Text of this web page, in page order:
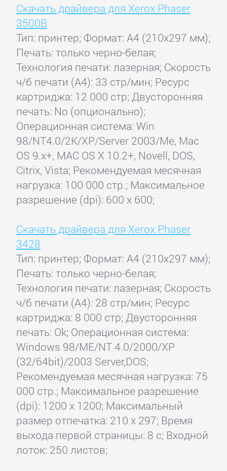
Скачать драйвера для Xerox Phaser
3500B
Тип: принтер; Формат: A4 (210x297 мм);
Печать: только черно-белая;
Технология печати: лазерная; Скорость
ч/б печати (А4): 33 стр/мин; Ресурс
картриджа: 12 000 стр; Двусторонняя
печать: No (опционально);
Операционная система: Win
98/NT4.0/2K/XP/Server 2003/Me, Mac
OS 9.x+, MAC OS X 10.2+, Novell, DOS,
Citrix, Vista; Рекомендуемая месячная
нагрузка: 100 000 стр.; Максимальное
разрешение (dpi): 600 x 600;
Скачать драйвера для Xerox Phaser
3428
Тип: принтер; Формат: A4 (210x297 мм);
Печать: только черно-белая;
Технология печати: лазерная; Скорость
ч/б печати (А4): 28 стр/мин; Ресурс
картриджа: 8 000 стр; Двусторонняя
печать: Ok; Операционная система:
Windows 98/ME/NT 4.0/2000/XP
(32/64bit)/2003 Server,DOS;
Рекомендуемая месячная нагрузка: 75
000 стр.; Максимальное разрешение
(dpi): 1200 x 1200; Максимальный
размер отпечатка: 210 x 297; Время
выхода первой страницы: 8 с; Входной
лоток: 250 листов;